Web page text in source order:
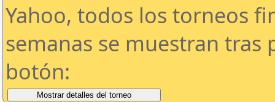
Yahoo, todos los torneos
semanas se muestran tras
botón: